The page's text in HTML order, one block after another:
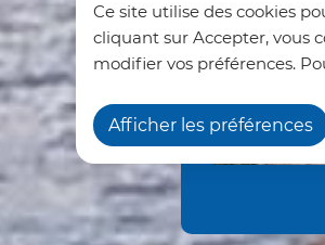
Ce site utilise des cookies
cliquant sur Accepter, vous
modifier vos préférences.
Afficher les préférences
g
a
t
i
o
n